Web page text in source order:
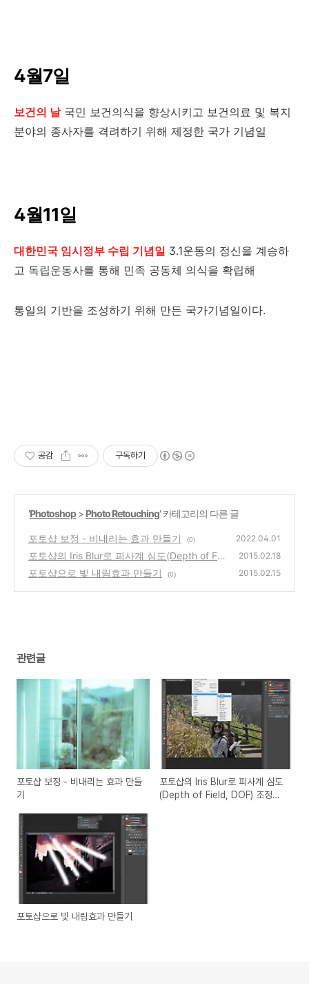
4월7일
보건의 날국민 보건의식을 향상시키고 보건의료 및 복지
분야의 종사자를 격려하기 위해 제정한 국가 기념일
4월11일
대한민국 임시정부 수립 기념일 3.1운동의 정신을 계승하
고 독립운동사를 통해 민족 공동체 의식을 확립해
통일의 기반을 조성하기 위해 만든 국가기념일이다.
공감 구독하기
'Photoshop> Photo Retouching' 카테고리의 다른 글
포토샵 보정 - 비내리는 효과 만들기 (0) 2022.04.01
포토샵의 Iris Blur로 피사계 심도(Depth of Fie
ld, DOF) 조정하기
(1)
2015.02.18
포토샵으로 빛 내림효과 만들기 (0) 2015.02.15
관련글
포토샵 보정 - 비내리는 효과 만들
기
포토샵의 Iris Blur로 피사계 심도
(Depth of Field, DOF) 조정하
포토샵으로 빛 내림효과 만들기